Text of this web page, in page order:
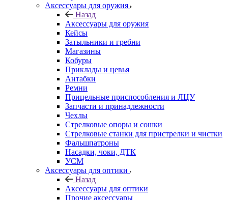
Аксессуары для оружия
Назад
Аксессуары для оружия
Кейсы
Затыльники и гребни
Магазины
Кобуры
Приклады и цевья
Антабки
Ремни
Прицельные приспособления и ЛЦУ
Запчасти и принадлежности
Чехлы
Стрелковые опоры и сошки
Стрелковые станки для пристрелки и чистки
Фальшпатроны
Насадки, чоки, ДТК
УСМ
Аксессуары для оптики
Назад
Аксессуары для оптики
Прочие аксессуары